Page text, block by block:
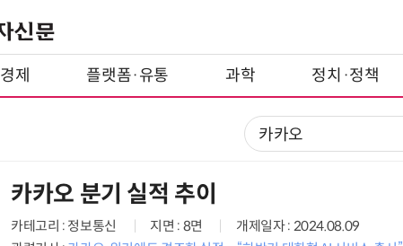
경제 플랫폼·유통 과학 정치·정책
카카오 분기 실적 추이
카테고리 : 정보통신 지면 : 8면
개제일자 : 2024.08.09